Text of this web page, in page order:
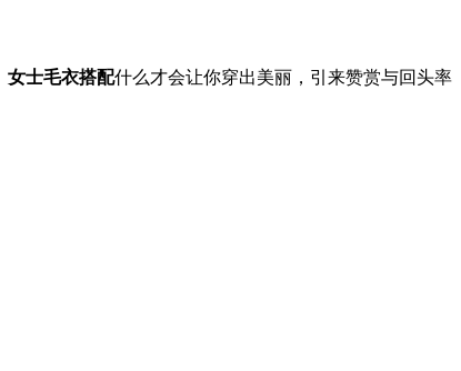
女士毛衣搭配什么才会让你穿出美丽，引来赞赏与回头率